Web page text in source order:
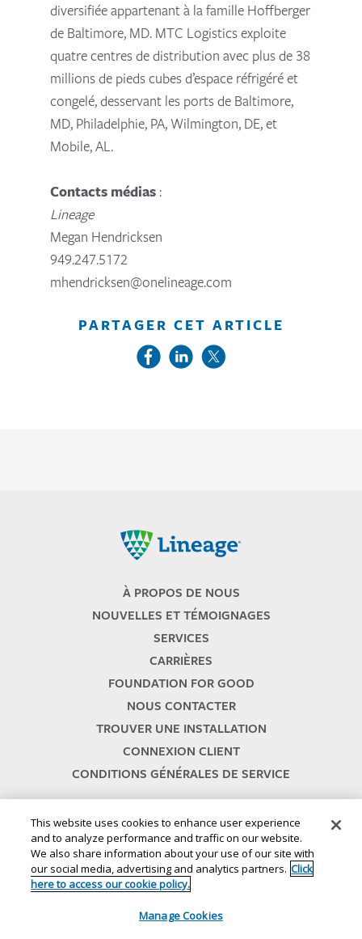
diversifiée appartenant à la famille Hoffberger
de Baltimore, MD. MTC Logistics exploite
quatre centres de distribution avec plus de 38
millions de pieds cubes d’espace réfrigéré et
congelé, desservant les ports de Baltimore,
MD, Philadelphie, PA, Wilmington, DE, et
Mobile, AL.
Contacts médias :
Lineage
Megan Hendricksen
949.247.5172
mhendricksen@onelineage.com
PARTAGER CET ARTICLE
À PROPOS DE NOUS
NOUVELLES ET TÉMOIGNAGES
SERVICES
CARRIÈRES
FOUNDATION FOR GOOD
NOUS CONTACTER
TROUVER UNE INSTALLATION
CONNEXION CLIENT
CONDITIONS GÉNÉRALES DE SERVICE
© 2024//Lineage , Inc.//46500 HUMBOLDT DRIVE
Conditions générales d'utilisation du site Web // Conditions générales d'utilisation des SMS
This website uses cookies to enhance user experience
and to analyze performance and traffic on our website.
We also share information about your use of our site with
our social media, advertising and analytics partners. Click
here to access our cookie policy.
Manage Cookies